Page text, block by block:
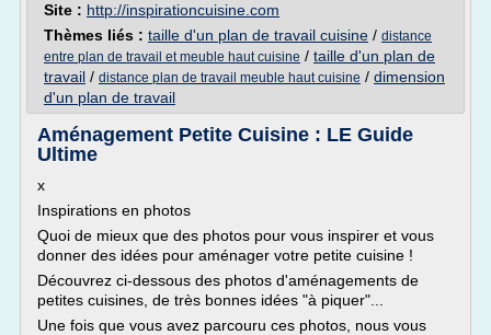
Site : http://inspirationcuisine.com
Thèmes liés : taille d'un plan de travail cuisine / distance
entre plan de travail et meuble haut cuisine / taille d'un plan de
travail / distance plan de travail meuble haut cuisine / dimension
d'un plan de travail
Aménagement Petite Cuisine : LE Guide
Ultime
x
Inspirations en photos
Quoi de mieux que des photos pour vous inspirer et vous
donner des idées pour aménager votre petite cuisine !
Découvrez ci-dessous des photos d'aménagements de
petites cuisines, de très bonnes idées "à piquer"...
Une fois que vous avez parcouru ces photos, nous vous